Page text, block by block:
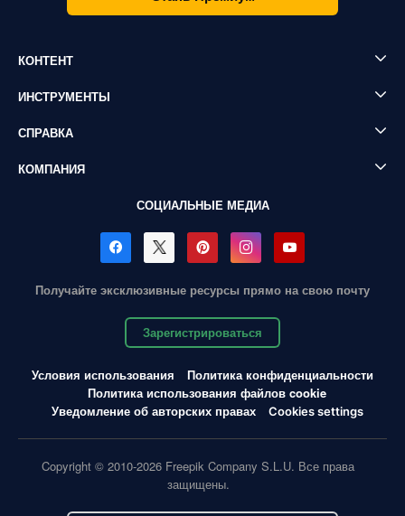
КОНТЕНТ
ИНСТРУМЕНТЫ
СПРАВКА
КОМПАНИЯ
СОЦИАЛЬНЫЕ МЕДИА
Получайте эксклюзивные ресурсы прямо на свою почту
Зарегистрироваться
Условия использования
Политика конфиденциальности
Политика использования файлов cookie
Уведомление об авторских правах
Cookies settings
Copyright © 2010-2026 Freepik Company S.L.U. Все права
защищены.